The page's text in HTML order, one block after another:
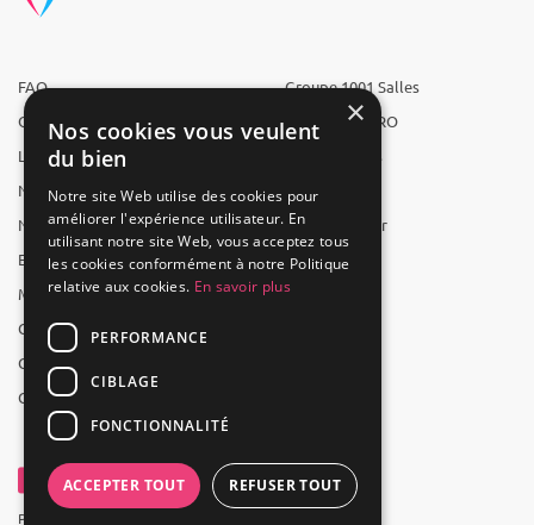
FAQ
Qui sommes-nous ?
L'équipe
Nous recrutons
Nos partenaires
Espace presse
Mentions légales
CGV
CGU
Contact
Groupe 1001 Salles
1001 Salles PRO
1001 Traiteurs
1001 Artistes
Reserverunbar
MP2
Powered by Groupe 1001Salles
×
Nos cookies vous veulent
du bien
Notre site Web utilise des cookies pour
améliorer l'expérience utilisateur. En
utilisant notre site Web, vous acceptez tous
les cookies conformément à notre Politique
relative aux cookies. En savoir plus
PERFORMANCE
CIBLAGE
FONCTIONNALITÉ
ACCEPTER TOUT REFUSER TOUT